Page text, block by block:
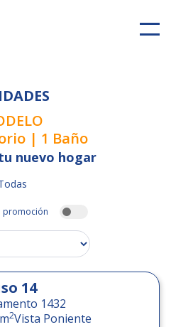
| 1 Baño
nuevo hogar
promoción
14
1432
m2Vista Poniente